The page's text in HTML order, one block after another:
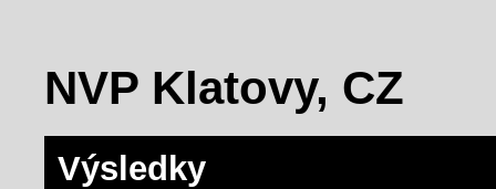
NVP Klatovy, CZ
Výsledky